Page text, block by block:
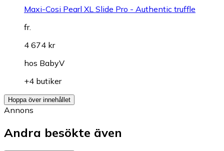
Maxi-Cosi Pearl XL Slide Pro - Authentic truffle
fr.
4 674 kr
hos BabyV
+4 butiker
Hoppa över innehållet
Annons
Andra besökte även